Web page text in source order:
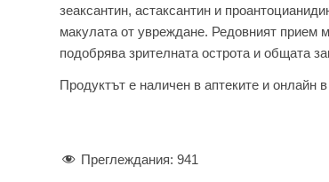
зеаксантин, астаксантин и
макулата от увреждане. Редовният прием
подобрява зрителната острота и общата
Продуктът е наличен в аптеките и онлайн
Преглеждания: 941